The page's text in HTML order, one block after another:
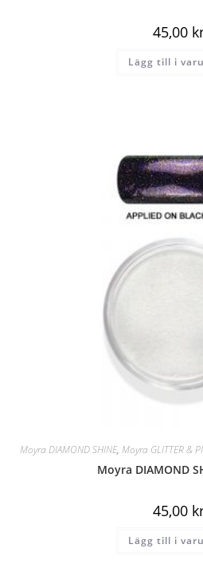
45,00
Lägg till i
Moyra DIAMOND SHINE, Moyra GLITTER &
Moyra DIAMOND
45,00
Lägg till i